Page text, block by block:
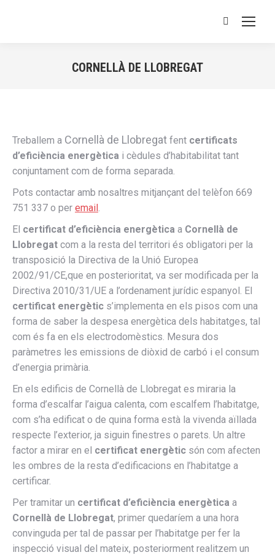
Buscar:
CORNELLÀ DE LLOBREGAT
Treballem a Cornellà de Llobregat fent certificats
d’eficiència energètica i cèdules d’habitabilitat tant
conjuntament com de forma separada.
Pots contactar amb nosaltres mitjançant del telèfon 669
751 337 o per email.
El certificat d’eficiència energètica a Cornellà de
Llobregat com a la resta del territori és obligatori per la
transposició la Directiva de la Unió Europea
2002/91/CE,que en posterioritat, va ser modificada per la
Directiva 2010/31/UE a l’ordenament jurídic espanyol. El
certificat energètic s’implementa en els pisos com una
forma de saber la despesa energètica dels habitatges, tal
com és fa en els electrodomèstics. Mesura dos
paràmetres les emissions de diòxid de carbó i el consum
d’energia primària.
En els edificis de Cornellà de Llobregat es miraria la
forma d’escalfar l’aigua calenta, com escalfem l’habitatge,
com s’ha edificat o de quina forma està la vivenda aïllada
respecte l’exterior, ja siguin finestres o parets. Un altre
factor a mirar en el certificat energètic són com afecten
les ombres de la resta d’edificacions en l’habitatge a
certificar.
Per tramitar un certificat d’eficiència energètica a
Cornellà de Llobregat, primer quedaríem a una hora
convinguda per tal de passar per l’habitatge per fer la
inspecció visual del mateix, posteriorment realitzem un